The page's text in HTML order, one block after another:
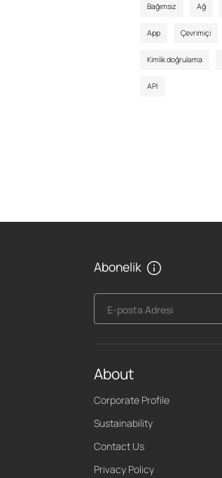
Bağımsız Ağ
App Çevrimiçi
Kimlik doğrulama
API
Abonelik
E-posta Adresi
About
Corporate Profile
Sustainability
Contact Us
Privacy Policy